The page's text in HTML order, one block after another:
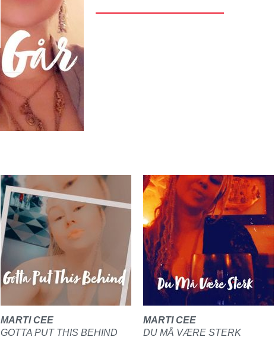
MARTI CEE
GOTTA PUT THIS BEHIND
MARTI CEE
DU MÅ VÆRE STERK